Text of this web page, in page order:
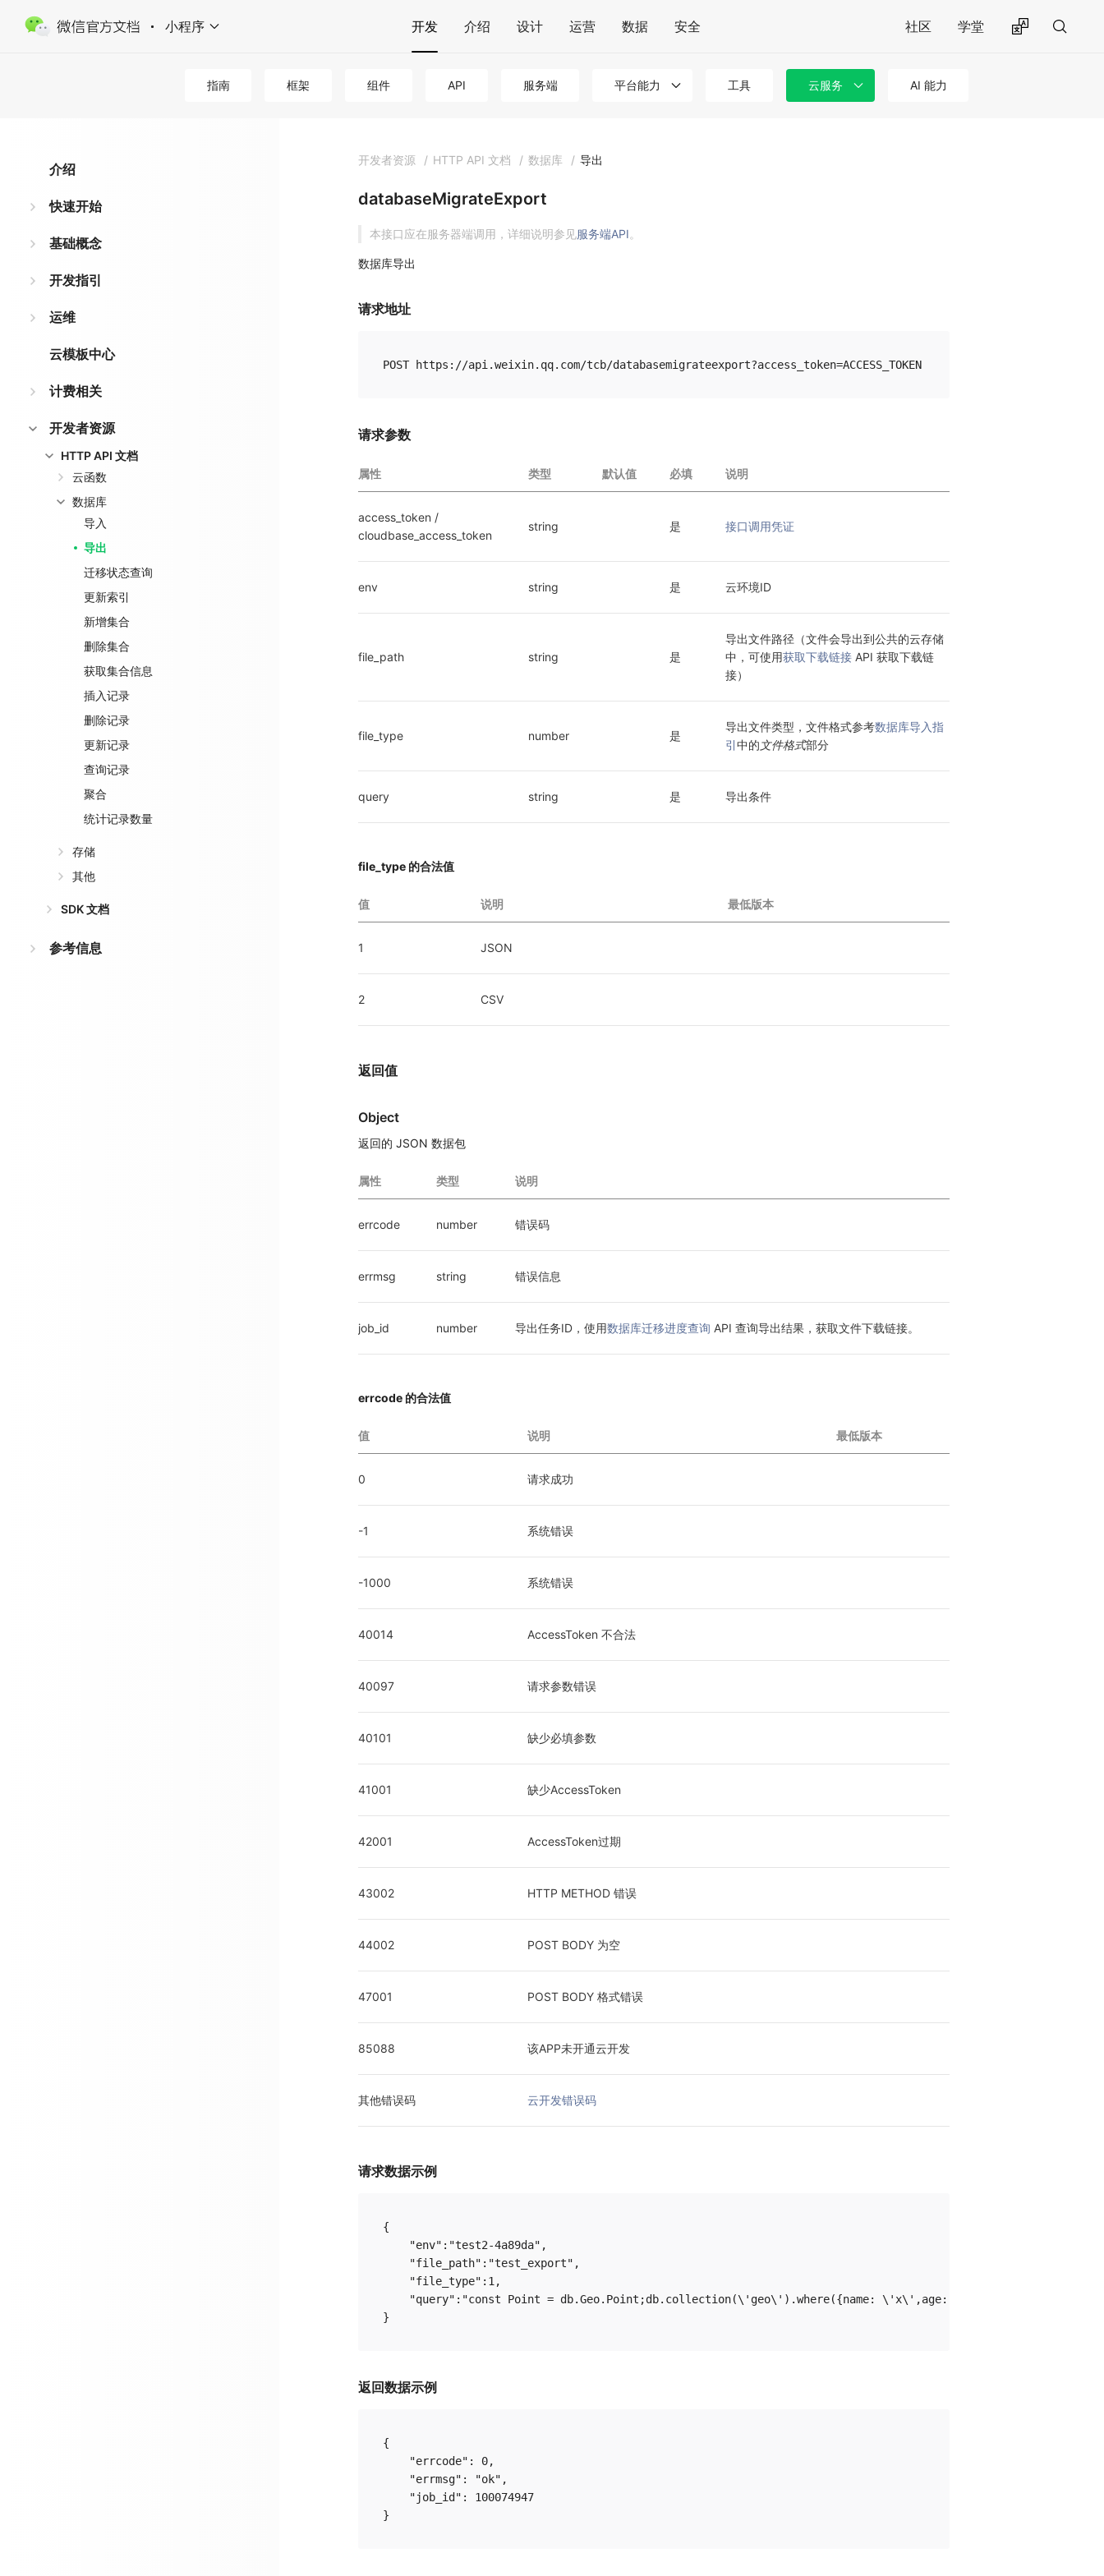
小程序 开发 介绍 设计 运营 数据 安全 社区 学堂
指南 框架 组件 API 服务端 平台能力 工具 云服务 AI 能力
介绍
快速开始
基础概念
开发指引
运维
云模板中心
计费相关
开发者资源
HTTP API 文档
云函数
数据库
导入
导出
迁移状态查询
更新索引
新增集合
删除集合
获取集合信息
插入记录
删除记录
更新记录
查询记录
聚合
统计记录数量
存储
其他
SDK 文档
参考信息
开发者资源 / HTTP API 文档 / 数据库 / 导出
databaseMigrateExport
本接口应在服务器端调用，详细说明参见服务端API。
数据库导出
请求地址
请求参数
属性 类型 默认值 必填 说明
access_token /
cloudbase_access_token
string 是 接口调用凭证
env string 是 云环境ID
file_path string 是
导出文件路径（文件会导出到公共的云存储
中，可使用获取下载链接 API 获取下载链
接）
file_type number 是
导出文件类型，文件格式参考数据库导入指
引中的文件格式部分
query string 是 导出条件
file_type 的合法值
值 说明 最低版本
1 JSON
2 CSV
返回值
Object
返回的 JSON 数据包
属性 类型 说明
errcode number 错误码
errmsg string 错误信息
job_id number 导出任务ID，使用数据库迁移进度查询 API 查询导出结果，获取文件下载链接。
errcode 的合法值
值 说明 最低版本
0 请求成功
-1 系统错误
-1000 系统错误
40014 AccessToken 不合法
40097 请求参数错误
40101 缺少必填参数
41001 缺少AccessToken
42001 AccessToken过期
43002 HTTP METHOD 错误
44002 POST BODY 为空
47001 POST BODY 格式错误
85088 该APP未开通云开发
其他错误码 云开发错误码
请求数据示例
{
    "env":"test2-4a89da",
    "file_path":"test_export",
    "file_type":1,
"query":"const Point = db.Geo.Point;db.collection(\'geo\').where({name: \'x\',age:
返回数据示例
{
    "errcode": 0,
    "errmsg": "ok",
    "job_id": 100074947